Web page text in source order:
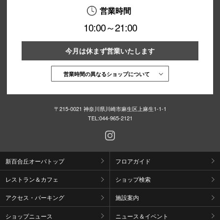
営業時間
10:00～21:00
今月は休まず営業いたします
営業時間の異なるショップについて
〒215-0021 神奈川県川崎市麻生区上麻生1-1-1
TEL:044-965-2121
新百合丘オーパトップ フロアガイド
レストラン＆カフェ ショップ検索
アクセス・パーキング 施設案内
ショップニュース ニュース＆イベント